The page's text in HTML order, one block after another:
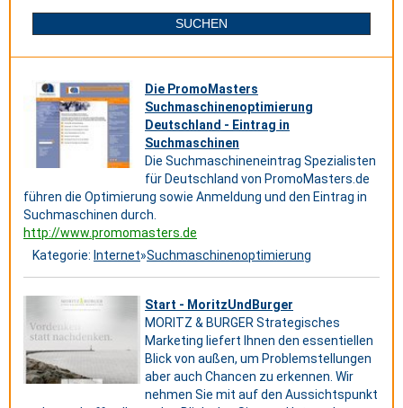
Die PromoMasters
Suchmaschinenoptimierung
Deutschland - Eintrag in
Suchmaschinen
Die Suchmaschineneintrag Spezialisten
für Deutschland von PromoMasters.de
führen die Optimierung sowie Anmeldung und den Eintrag in
Suchmaschinen durch.
http://www.promomasters.de
Kategorie: Internet»Suchmaschinenoptimierung
Start - MoritzUndBurger
MORITZ & BURGER Strategisches
Marketing liefert Ihnen den essentiellen
Blick von außen, um Problemstellungen
aber auch Chancen zu erkennen. Wir
nehmen Sie mit auf den Aussichtspunkt